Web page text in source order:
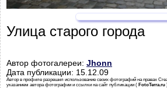
Улица старого города
Автор фотогалереи: Jhonn
Дата публикации: 15.12.09
Автор в профиле разрешил использование своих фотографий на правах
указанием автора фотографии и ссылки на сайт публикации ( FotoTerra.ru